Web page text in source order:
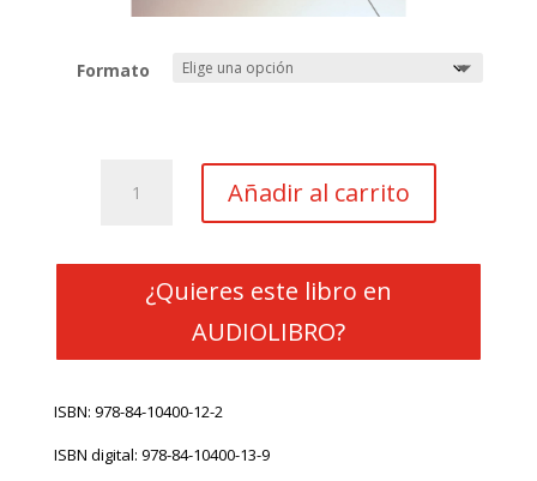
Formato
sombra
Añadir al carrito
¿Quieres este libro en
AUDIOLIBRO?
ISBN: 978-84-10400-12-2
ISBN digital: 978-84-10400-13-9